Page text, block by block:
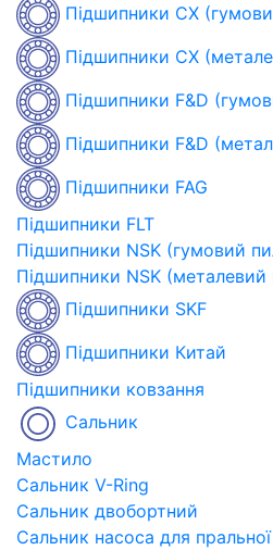
Підшипники CX
Підшипники CX
Підшипники F&D
Підшипники F&D
Підшипники FAG
Підшипники FLT
Підшипники NSK (гумовий
Підшипники NSK (металевий
Підшипники SKF
Підшипники Китай
Підшипники ковзання
Сальник
Мастило
Сальник V-Ring
Сальник двобортний
Сальник насоса для